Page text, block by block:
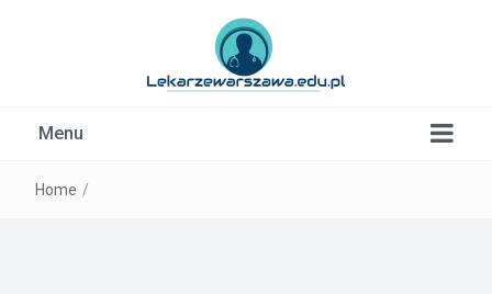
Menu
Home /